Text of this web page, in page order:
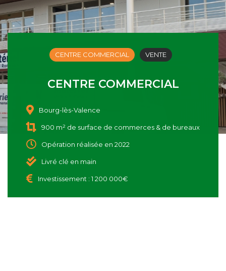
CENTRE COMMERCIAL VENTE
CENTRE COMMERCIAL
Bourg-lès-Valence
900 m² de surface de commerces & de bureaux
Opération réalisée en 2022
Livré clé en main
Investissement : 1 200 000€